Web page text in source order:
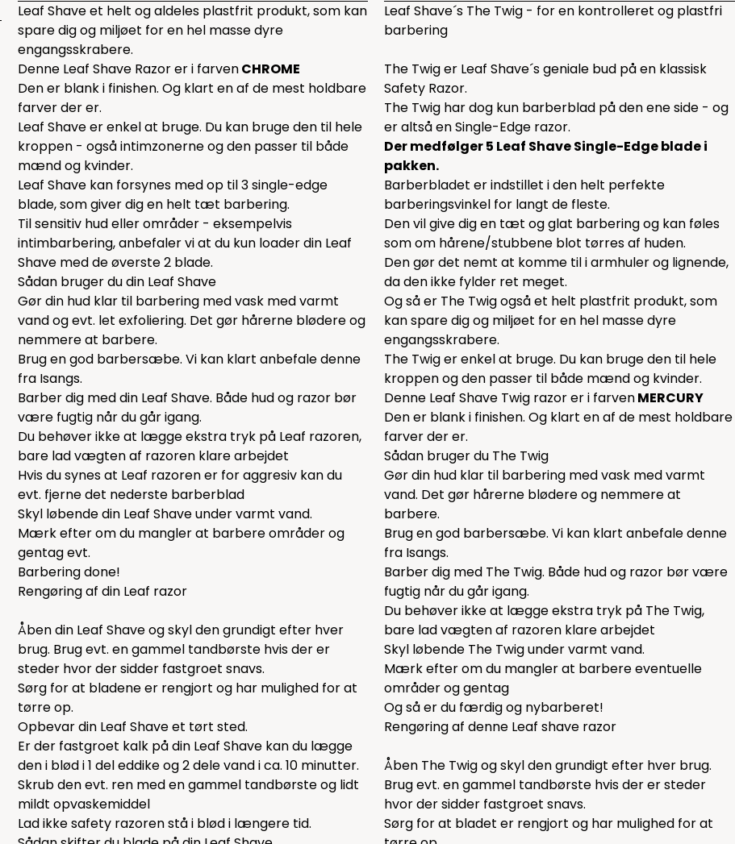
Leaf Shave et helt og aldeles plastfrit produkt, som kan
spare dig og miljøet for en hel masse dyre
engangsskrabere.
Denne Leaf Shave Razor er i farvenCHROME
Den er blank i finishen. Og klart en af de mest holdbare
farver der er.
Leaf Shave er enkel at bruge. Du kan bruge den til hele
kroppen - også intimzonerne og den passer til både
mænd og kvinder.
Leaf Shave kan forsynes med op til 3 single-edge
blade, som giver dig en helt tæt barbering.
Til sensitiv hud eller områder - eksempelvis
intimbarbering, anbefaler vi at du kun loader din Leaf
Shave med de øverste 2 blade.
Sådan bruger du din Leaf Shave
Gør din hud klar til barbering med vask med varmt
vand og evt. let exfoliering. Det gør hårerne blødere og
nemmere at barbere.
Brug en god barbersæbe. Vi kan klart anbefaledenne
fra Isangs.
Barber dig med din Leaf Shave. Både hud og razor bør
være fugtig når du går igang.
Du behøver ikke at lægge ekstra tryk på Leaf razoren,
bare lad vægten af razoren klare arbejdet
Hvis du synes at Leaf razoren er for aggresiv kan du
evt. fjerne det nederste barberblad
Skyl løbende din Leaf Shave under varmt vand.
Mærk efter om du mangler at barbere områder og
gentag evt.
Barbering done!
Rengøring af din Leaf razor
Åben din Leaf Shave og skyl den grundigt efter hver
brug. Brug evt. en gammel tandbørste hvis der er
steder hvor der sidder fastgroet snavs.
Sørg for at bladene er rengjort og har mulighed for at
tørre op.
Opbevar din Leaf Shave et tørt sted.
Er der fastgroet kalk på din Leaf Shave kan du lægge
den i blød i 1 del eddike og 2 dele vand i ca. 10 minutter.
Skrub den evt. ren med en gammel tandbørste og lidt
mildt opvaskemiddel
Lad ikke safety razoren stå i blød i længere tid.
Leaf Shave´s The Twig - for en kontrolleret og plastfri
barbering
The Twig er Leaf Shave´s geniale bud på en klassisk
Safety Razor.
The Twig har dog kun barberblad på den ene side - og
er altså en Single-Edge razor.
Der medfølger 5 Leaf Shave Single-Edge blade i
pakken.
Barberbladet er indstillet i den helt perfekte
barberingsvinkel for langt de fleste.
Den vil give dig en tæt og glat barbering og kan føles
som om hårene/stubbene blot tørres af huden.
Den gør det nemt at komme til i armhuler og lignende,
da den ikke fylder ret meget.
Og så er The Twig også et helt plastfrit produkt, som
kan spare dig og miljøet for en hel masse dyre
engangsskrabere.
The Twig er enkel at bruge. Du kan bruge den til hele
kroppen og den passer til både mænd og kvinder.
Denne Leaf Shave Twig razor er i farvenMERCURY
Den er blank i finishen. Og klart en af de mest holdbare
farver der er.
Sådan bruger du The Twig
Gør din hud klar til barbering med vask med varmt
vand. Det gør hårerne blødere og nemmere at
barbere.
Brug en god barbersæbe. Vi kan klart anbefaledenne
fra Isangs.
Barber dig med The Twig. Både hud og razor bør være
fugtig når du går igang.
Du behøver ikke at lægge ekstra tryk på The Twig,
bare lad vægten af razoren klare arbejdet
Skyl løbende The Twig under varmt vand.
Mærk efter om du mangler at barbere eventuelle
områder og gentag
Og så er du færdig og nybarberet!
Rengøring af denne Leaf shave razor
Åben The Twig og skyl den grundigt efter hver brug.
Brug evt. en gammel tandbørste hvis der er steder
hvor der sidder fastgroet snavs.
Sørg for at bladet er rengjort og har mulighed for at